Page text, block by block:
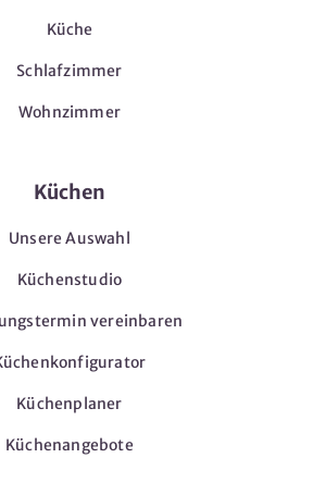
Küche
Schlafzimmer
Wohnzimmer
Küchen
Unsere Auswahl
Küchenstudio
vereinbaren
Küchenplaner
Küchenangebote